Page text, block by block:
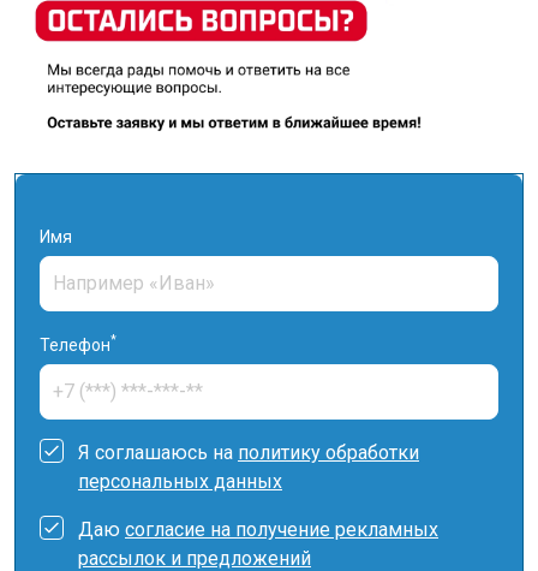
Имя
Телефон*
Я соглашаюсь на политику обработки
персональных данных
Даю согласие на получение рекламных
рассылок и предложений